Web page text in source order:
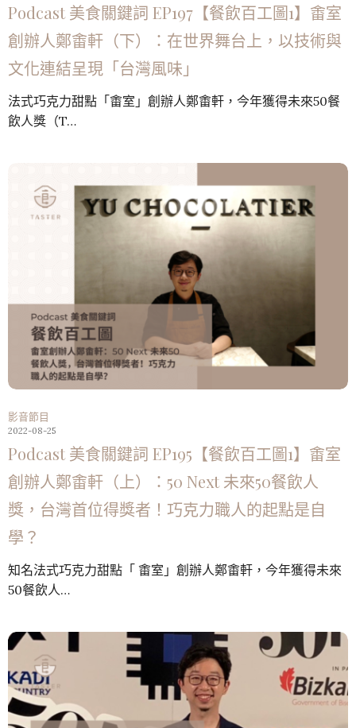
Podcast 美食關鍵詞 EP197【餐飲百工圖1】畬室
創辦人鄭畬軒（下）：在世界舞台上，以技術與
文化連結呈現「台灣風味」
法式巧克力甜點「畬室」創辦人鄭畬軒，今年獲得未來50餐
飲人獎（T…
影音節目
2022-08-25
Podcast 美食關鍵詞 EP195【餐飲百工圖1】畬室
創辦人鄭畬軒（上）：50 Next 未來50餐飲人
獎，台灣首位得獎者！巧克力職人的起點是自
學？
知名法式巧克力甜點「 畬室」創辦人鄭畬軒，今年獲得未來
50餐飲人…